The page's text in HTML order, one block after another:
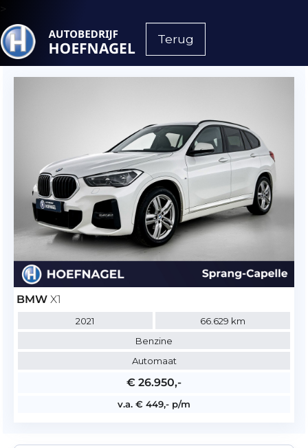
>
Terug
BMW X1
2021
66.629 km
Benzine
Automaat
€ 26.950,-
v.a. € 449,- p/m